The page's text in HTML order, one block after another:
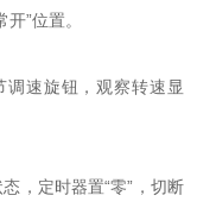
”位置。
速旋钮，观察转速显
，定时器置“零”，切断